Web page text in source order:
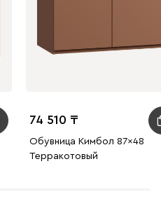
74 510
Обувница Кимбол 87x48
Терракотовый